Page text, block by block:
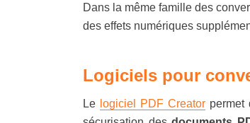
Dans la même famille des
des effets numériques
Logiciels pour
Le logiciel PDF Creatorpermet